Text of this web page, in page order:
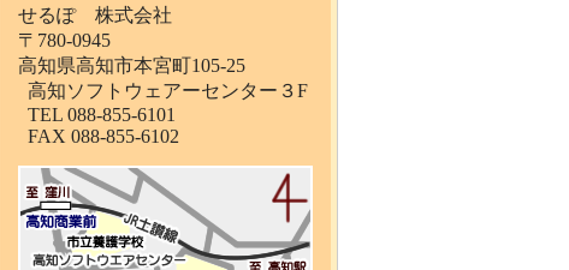
せるぽ 株式会社
〒780-0945
高知県高知市本宮町105-25
高知ソフトウェアーセンター３F
TEL 088-855-6101
FAX 088-855-6102